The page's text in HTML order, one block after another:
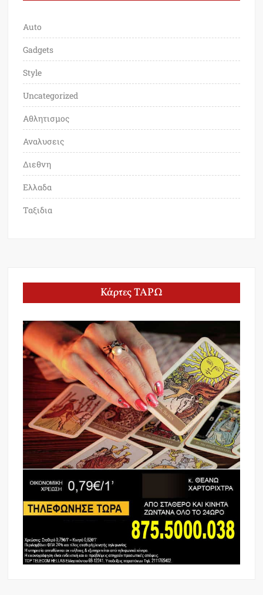
Auto
Gadgets
Style
Uncategorized
Αθλητισμος
Αναλυσεις
Διεθνη
Ελλαδα
Ταξιδια
Κάρτες ΤΑΡΩ